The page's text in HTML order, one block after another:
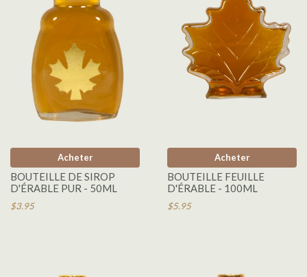
Acheter
BOUTEILLE DE SIROP
D'ÉRABLE PUR - 50ML
$3.95
Acheter
BOUTEILLE FEUILLE
D'ÉRABLE - 100ML
$5.95